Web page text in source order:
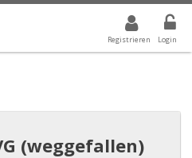
Registrieren Login
WERT IST ALLE
(weggefallen)